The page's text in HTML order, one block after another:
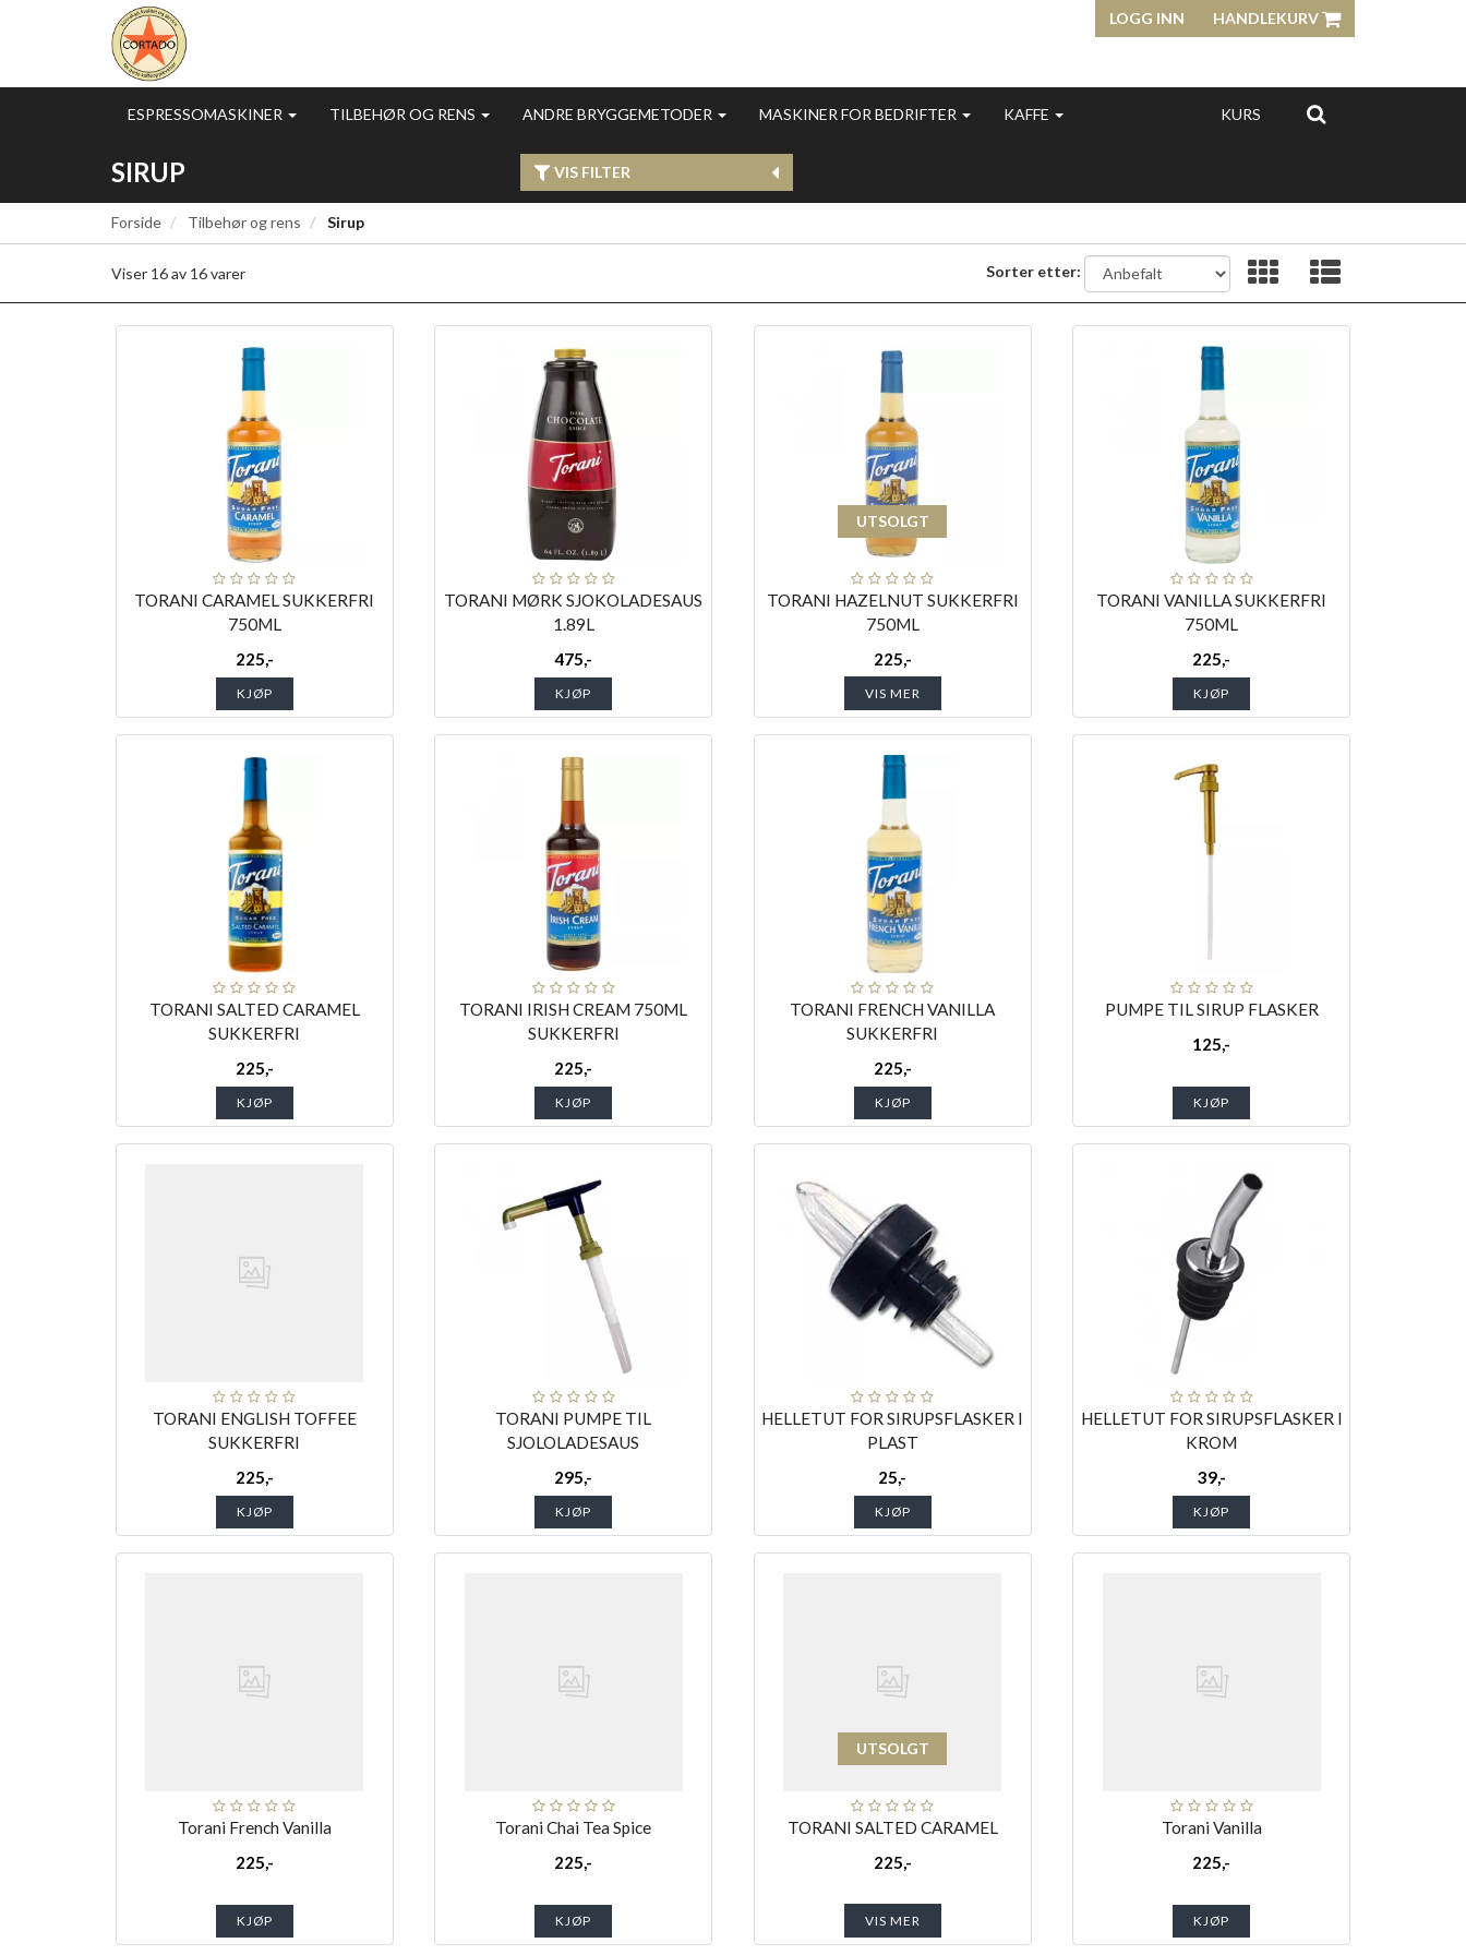
LOGG INN HANDLEKURV
ESPRESSOMASKINER TILBEHØR OG RENS ANDRE BRYGGEMETODER MASKINER FOR BEDRIFTER KAFFE KURS
SIRUP VIS FILTER
Forside Tilbehør og rens Sirup
Viser 16av 16varer Sorter etter:
TORANI CARAMEL SUKKERFRI
750ML
225,-
KJØP
TORANI MØRK SJOKOLADESAUS
1.89L
475,-
KJØP
UTSOLGT
TORANI HAZELNUT SUKKERFRI
750ML
225,-
VIS MER
TORANI VANILLA SUKKERFRI
750ML
225,-
KJØP
TORANI SALTED CARAMEL
SUKKERFRI
225,-
KJØP
TORANI IRISH CREAM 750ML
SUKKERFRI
225,-
KJØP
TORANI FRENCH VANILLA
SUKKERFRI
225,-
KJØP
PUMPE TIL SIRUP FLASKER
125,-
KJØP
TORANI ENGLISH TOFFEE
SUKKERFRI
225,-
KJØP
TORANI PUMPE TIL
SJOLOLADESAUS
295,-
KJØP
HELLETUT FOR SIRUPSFLASKER I
PLAST
25,-
KJØP
HELLETUT FOR SIRUPSFLASKER I
KROM
39,-
KJØP
Torani French Vanilla
225,-
KJØP
Torani Chai Tea Spice
225,-
KJØP
UTSOLGT
TORANI SALTED CARAMEL
225,-
VIS MER
Torani Vanilla
225,-
KJØP